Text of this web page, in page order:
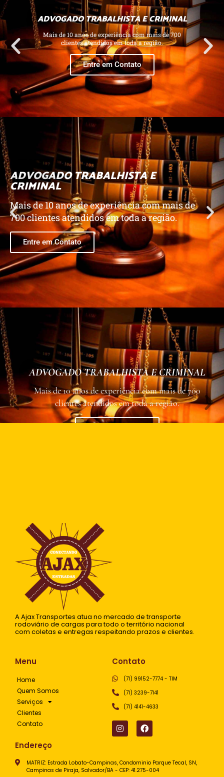
A Ajax Transportes atua no mercado de transporte
rodoviário de cargas para todo o território nacional
com coletas e entregas respeitando prazos e clientes.
Menu
Home
Quem Somos
Serviços
Clientes
Contato
Contato
(71) 99152-7774 - TIM
(71) 3239-7141
(71) 4141-4633
Endereço
MATRIZ: Estrada Lobato-Campinas, Condominio Parque Tecal, SN,
Campinas de Piraja, Salvador/BA - CEP: 41.275-004